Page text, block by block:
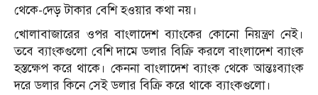
থেকে-দেড় টাকার বেশি হওয়ার কথা নয়।
খোলাবাজারের ওপর বাংলাদেশ ব্যাংকের কোনো নিয়ন্ত্রণ নেই।
তবে ব্যাংকগুলো বেশি দামে ডলার বিক্রি করলে বাংলাদেশ ব্যাংক
হস্তক্ষেপ করে থাকে। কেননা বাংলাদেশ ব্যাংক থেকে আন্তঃব্যাংক
দরে ডলার কিনে সেই ডলার বিক্রি করে থাকে ব্যাংকগুলো।